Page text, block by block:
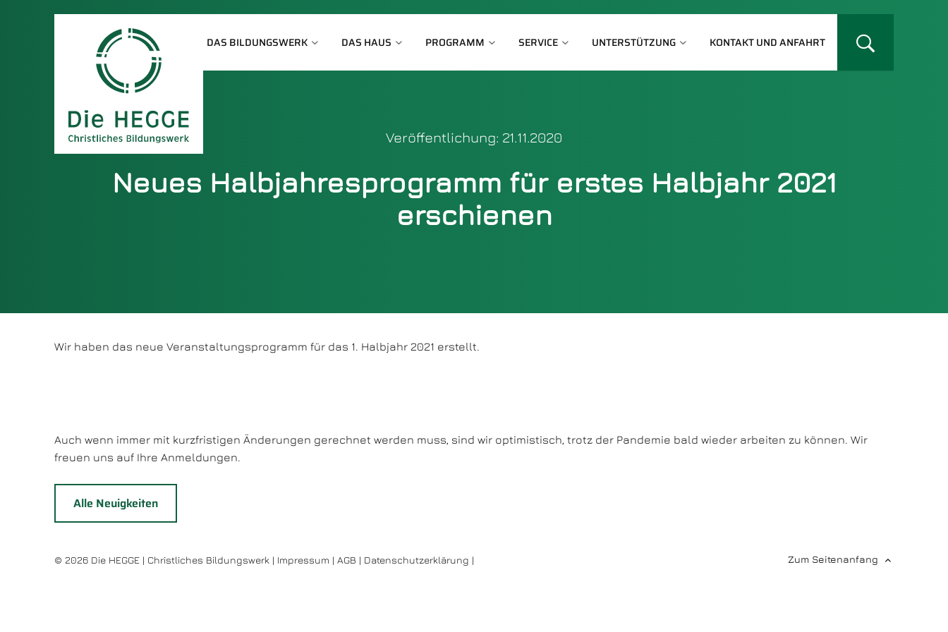
DAS BILDUNGSWERK DAS HAUS PROGRAMM SERVICE UNTERSTÜTZUNG KONTAKT UND ANFAHRT
Veröffentlichung: 21.11.2020
Neues Halbjahresprogramm für erstes Halbjahr 2021
erschienen
Wir haben das neue Veranstaltungsprogramm für das 1. Halbjahr 2021 erstellt.
Auch wenn immer mit kurzfristigen Änderungen gerechnet werden muss, sind wir optimistisch, trotz der Pandemie bald wieder arbeiten zu können. Wir
freuen uns auf Ihre Anmeldungen.
Alle Neuigkeiten
© 2026 Die HEGGE | Christliches Bildungswerk | Impressum | AGB | Datenschutzerklärung | Zum Seitenanfang